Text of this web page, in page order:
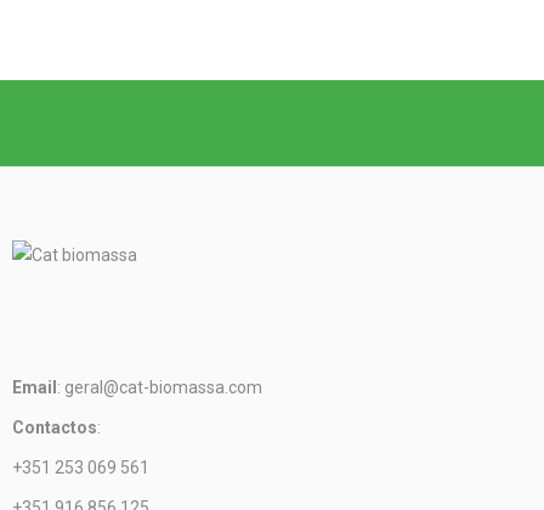
Email : geral@cat-biomassa.com
Contactos:
+351 253 069 561